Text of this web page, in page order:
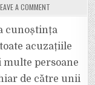
A COMMENTON
PRIMĂRIA
”PROIECTUL
DE
ASFALTARE
A
STRĂZI
INCLUDE
cunoștința
acuzațiile
persoane
de către unii